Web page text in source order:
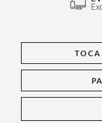
TOCA